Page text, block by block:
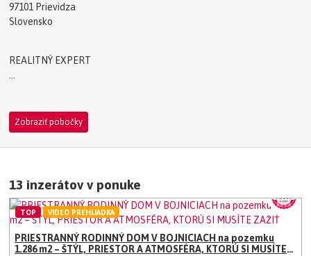
97101 Prievidza
Slovensko
REALITNÝ EXPERT
Zobraziť pobočky
13 inzerátov v ponuke
PRIESTRANNÝ RODINNÝ DOM V BOJNICIACH na pozemku
1.286 m2 – ŠTÝL, PRIESTOR A ATMOSFÉRA, KTORÚ SI MUSÍTE
TOP VIDEO PREHLIADKA